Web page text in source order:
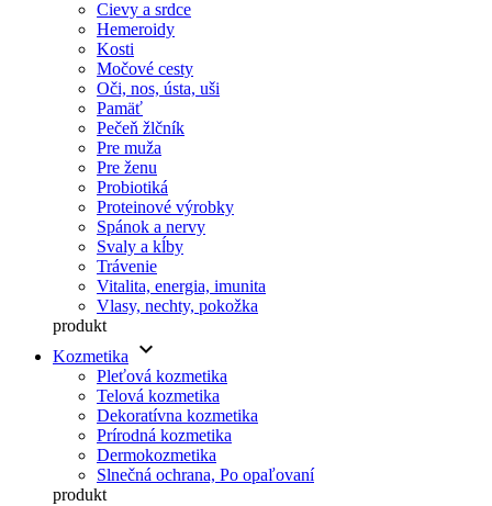
Cievy a srdce
Hemeroidy
Kosti
Močové cesty
Oči, nos, ústa, uši
Pamäť
Pečeň žlčník
Pre muža
Pre ženu
Probiotiká
Proteinové výrobky
Spánok a nervy
Svaly a kĺby
Trávenie
Vitalita, energia, imunita
Vlasy, nechty, pokožka
produkt
Kozmetika
keyboard_arrow_down
Pleťová kozmetika
Telová kozmetika
Dekoratívna kozmetika
Prírodná kozmetika
Dermokozmetika
Slnečná ochrana, Po opaľovaní
produkt